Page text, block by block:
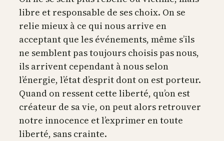
libre et responsable de ses choix. On se
relie mieux à ce qui nous arrive en
acceptant que les événements, même s’ils
ne semblent pas toujours choisis pas nous,
ils arrivent cependant à nous selon
l’énergie, l’état d’esprit dont on est porteur.
Quand on ressent cette liberté, qu’on est
créateur de sa vie, on peut alors retrouver
notre innocence et l’exprimer en toute
liberté, sans crainte.